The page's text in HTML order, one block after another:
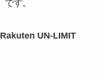
す。
Rakuten UN-LIMIT